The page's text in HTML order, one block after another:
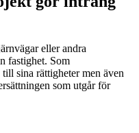
eller andra
fastighet. Som
sina rättigheter men även
som utgår för